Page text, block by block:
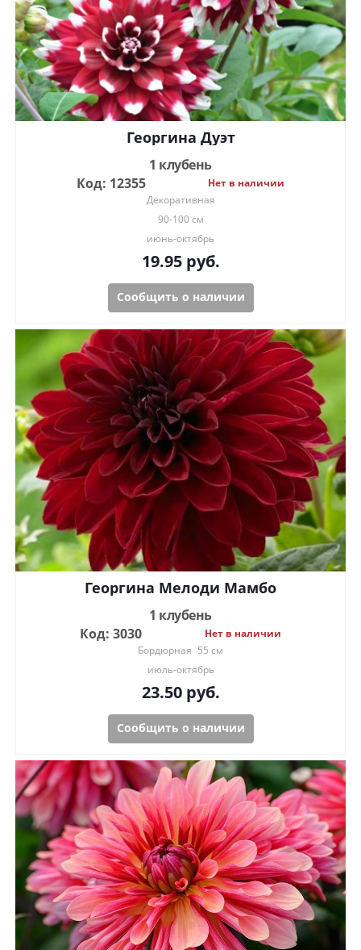
Георгина Дуэт
1 клубень
Код: 12355
Нет в наличии
Декоративная
90-100 см
июнь-октябрь
19.95руб.
Сообщить о наличии
Георгина Мелоди Мамбо
1 клубень
Код: 3030
Нет в наличии
Бордюрная 55 см
июль-октябрь
23.50руб.
Сообщить о наличии